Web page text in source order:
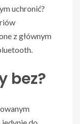
uchronić?
z głównym
bez?
do